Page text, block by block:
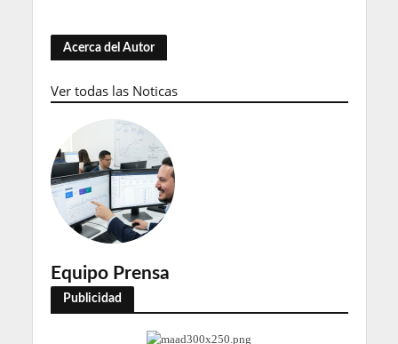
Acerca del Autor
Ver todas las Noticas
Equipo Prensa
Publicidad